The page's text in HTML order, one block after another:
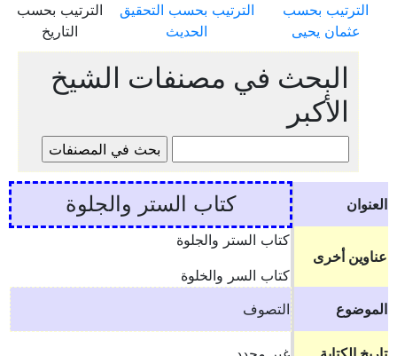
الترتيب بحسب
عثمان يحيى
الترتيب بحسب التحقيق
الحديث
الترتيب بحسب
التاريخ
البحث في مصنفات الشيخ
الأكبر
العنوان كتاب الستر والجلوة
عناوين أخرى
كتاب الستر والجلوة
كتاب السر والخلوة
الموضوع
التصوف